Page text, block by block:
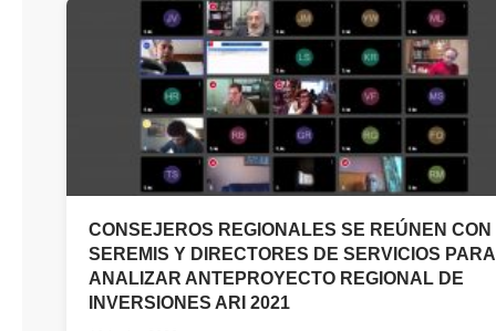
CONSEJEROS REGIONALES SE REÚNEN CON
SEREMIS Y DIRECTORES DE SERVICIOS PARA
ANALIZAR ANTEPROYECTO REGIONAL DE
INVERSIONES ARI 2021